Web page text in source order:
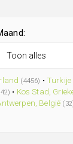
(4456) • Turkije
• Kos Stad,
België